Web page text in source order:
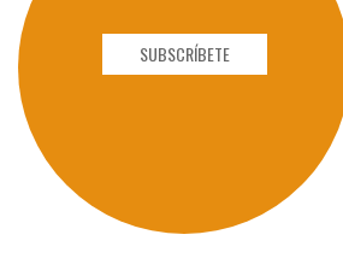
SUBSCRÍBETE